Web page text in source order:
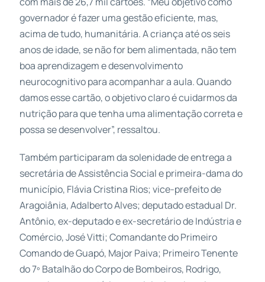
governador é fazer uma gestão eficiente, mas,
acima de tudo, humanitária. A criança até os seis
anos de idade, se não for bem alimentada, não tem
boa aprendizagem e desenvolvimento
neurocognitivo para acompanhar a aula. Quando
damos esse cartão, o objetivo claro é cuidarmos da
nutrição para que tenha uma alimentação correta e
possa se desenvolver”, ressaltou.
Também participaram da solenidade de entrega a
secretária de Assistência Social e primeira-dama do
município, Flávia Cristina Rios; vice-prefeito de
Aragoiânia, Adalberto Alves; deputado estadual Dr.
Antônio, ex-deputado e ex-secretário de Indústria e
Comércio, José Vitti; Comandante do Primeiro
Comando de Guapó, Major Paiva; Primeiro Tenente
do 7º Batalhão do Corpo de Bombeiros, Rodrigo,